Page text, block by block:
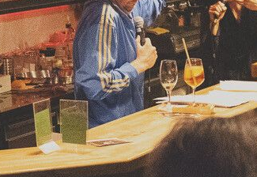
Nguyen. Deutsch von André Hansen